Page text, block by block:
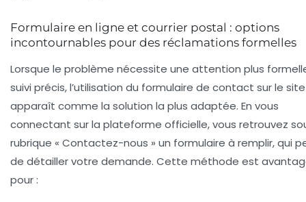
Formulaire en ligne et courrier postal : options
incontournables pour des réclamations formelles
Lorsque le problème nécessite une attention plus
suivi précis, l’utilisation du formulaire de contact sur le site
apparaît comme la solution la plus adaptée. En vous
connectant sur la plateforme officielle, vous retrouvez
rubrique « Contactez-nous » un formulaire à remplir, qui
de détailler votre demande. Cette méthode est
pour :